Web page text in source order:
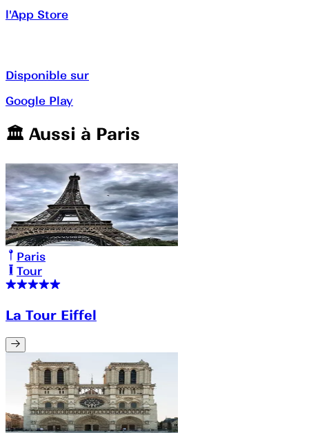
l'App Store
Disponible sur
Google Play
🏛️️ Aussi à Paris
Paris
Tour
La Tour Eiffel